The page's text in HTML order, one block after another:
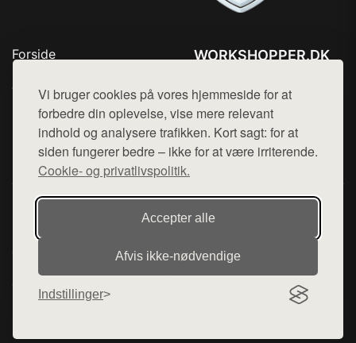
Vi bruger cookies på vores hjemmeside for at
forbedre din oplevelse, vise mere relevant
indhold og analysere trafikken. Kort sagt: for at
siden fungerer bedre – ikke for at være irriterende.
Cookie- og privatlivspolitik.
Accepter alle
Afvis ikke‑nødvendige
Indstillinger
Forside
Top Rabatter
Kontakt
WORKSHOPPER.DK
Mail: hej@want.dk
Cookie- og privatlivspolitik
Denne side er en del af want.dk, der udgiver en række
hjemmesider med præsentation af forskellige produkter fra
diverse webshops. Der sælges ikke varer fra denne side - vi
henviser til de shops, som sælger varen. Vi har heller ikke
varerne på lager.